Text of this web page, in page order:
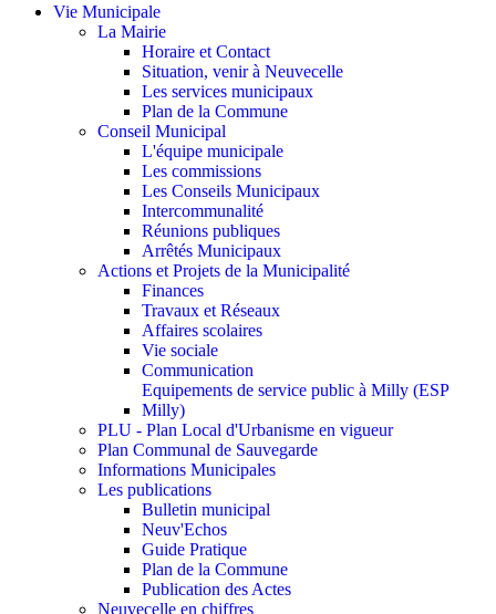
Vie Municipale
La Mairie
Horaire et Contact
Situation, venir à Neuvecelle
Les services municipaux
Plan de la Commune
Conseil Municipal
L'équipe municipale
Les commissions
Les Conseils Municipaux
Intercommunalité
Réunions publiques
Arrêtés Municipaux
Actions et Projets de la Municipalité
Finances
Travaux et Réseaux
Affaires scolaires
Vie sociale
Communication
Equipements de service public à Milly (ESP
Milly)
PLU - Plan Local d'Urbanisme en vigueur
Plan Communal de Sauvegarde
Informations Municipales
Les publications
Bulletin municipal
Neuv'Echos
Guide Pratique
Plan de la Commune
Publication des Actes
Neuvecelle en chiffres